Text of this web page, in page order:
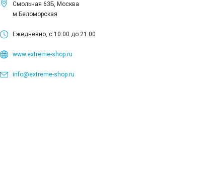
Смольная 63Б, Москва
м.Беломорская
Ежедневно, с 10:00 до 21:00
www.extreme-shop.ru
info@extreme-shop.ru